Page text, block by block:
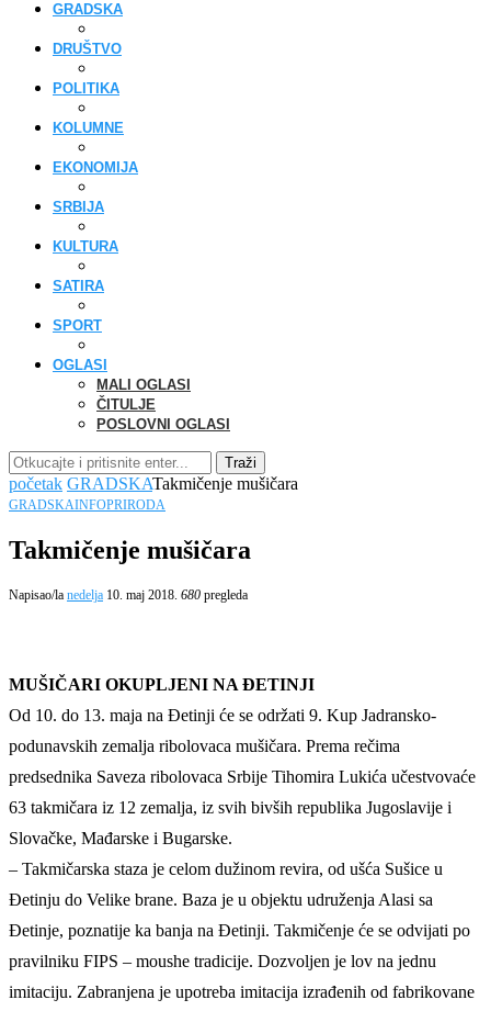
GRADSKA
DRUŠTVO
POLITIKA
KOLUMNE
EKONOMIJA
SRBIJA
KULTURA
SATIRA
SPORT
OGLASI
MALI OGLASI
ČITULJE
POSLOVNI OGLASI
Traži
početak GRADSKATakmičenje mušičara
GRADSKAINFOPRIRODA
Takmičenje mušičara
Napisao/la nedelja 10. maj 2018. 680 pregleda
MUŠIČARI OKUPLJENI NA ĐETINJI
Od 10. do 13. maja na Đetinji će se održati 9. Kup Jadransko-
podunavskih zemalja ribolovaca mušičara. Prema rečima
predsednika Saveza ribolovaca Srbije Tihomira Lukića učestvovaće
63 takmičara iz 12 zemalja, iz svih bivših republika Jugoslavije i
Slovačke, Mađarske i Bugarske.
– Takmičarska staza je celom dužinom revira, od ušća Sušice u
Đetinju do Velike brane. Baza je u objektu udruženja Alasi sa
Đetinje, poznatije ka banja na Đetinji. Takmičenje će se odvijati po
pravilniku FIPS – moushe tradicije. Dozvoljen je lov na jednu
imitaciju. Zabranjena je upotreba imitacija izrađenih od fabrikovane